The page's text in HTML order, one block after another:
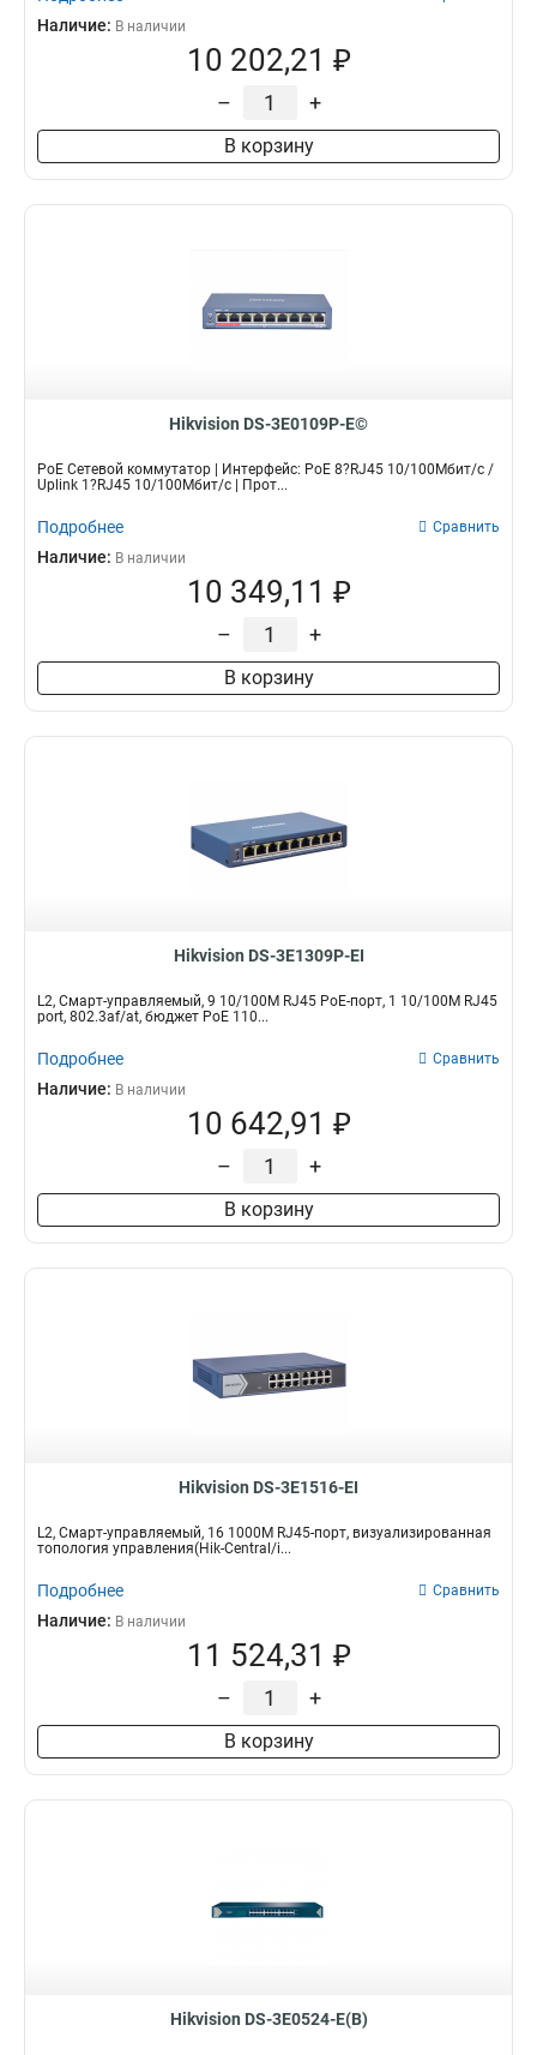
Наличие: В наличии
10 202,21 ₽
– +
В корзину
Hikvision DS-3E0109P-E©
PoE Сетевой коммутатор | Интерфейс: PoE 8?RJ45 10/100Мбит/с /
Uplink 1?RJ45 10/100Мбит/с | Прот...
Подробнее Сравнить
Наличие: В наличии
10 349,11 ₽
– +
В корзину
Hikvision DS-3E1309P-EI
L2, Смарт-управляемый, 9 10/100M RJ45 PoE-порт, 1 10/100M RJ45
port, 802.3af/at, бюджет PoE 110...
Подробнее Сравнить
Наличие: В наличии
10 642,91 ₽
– +
В корзину
Hikvision DS-3E1516-EI
L2, Смарт-управляемый, 16 1000M RJ45-порт, визуализированная
топология управления(Hik-Central/i...
Подробнее Сравнить
Наличие: В наличии
11 524,31 ₽
– +
В корзину
Hikvision DS-3E0524-E(B)